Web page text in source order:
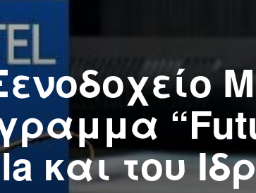
και του